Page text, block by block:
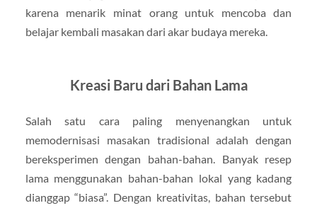
karena menarik minat orang untuk mencoba dan
belajar kembali masakan dari akar budaya mereka.
Kreasi Baru dari Bahan Lama
Salah satu cara paling menyenangkan untuk
memodernisasi masakan tradisional adalah dengan
bereksperimen dengan bahan-bahan. Banyak resep
lama menggunakan bahan-bahan lokal yang kadang
dianggap “biasa”. Dengan kreativitas, bahan tersebut